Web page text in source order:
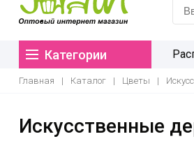
Категории
Главная | Каталог | Цветы |
Искусственные